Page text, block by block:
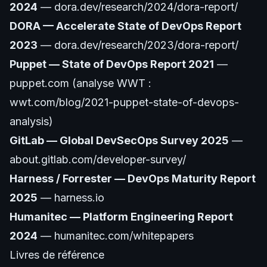
2024 — dora.dev/research/2024/dora-report/
DORA — Accelerate State of DevOps Report
2023 — dora.dev/research/2023/dora-report/
Puppet — State of DevOps Report 2021 —
puppet.com (analyse WWT :
wwt.com/blog/2021-puppet-state-of-devops-
analysis)
GitLab — Global DevSecOps Survey 2025 —
about.gitlab.com/developer-survey/
Harness / Forrester — DevOps Maturity Report
2025 — harness.io
Humanitec — Platform Engineering Report
2024 — humanitec.com/whitepapers
Livres de référence